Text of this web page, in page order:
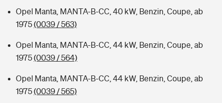
Opel Manta, MANTA-B-CC, 40 kW, Benzin, Coupe, ab
1975(0039 / 563)
Opel Manta, MANTA-B-CC, 44 kW, Benzin, Coupe, ab
1975(0039 / 564)
Opel Manta, MANTA-B-CC, 44 kW, Benzin, Coupe, ab
1975(0039 / 565)